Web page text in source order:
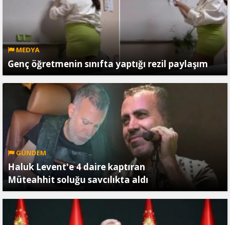
MEDYA
Genç öğretmenin sınıfta yaptığı rezil paylaşım
GÜNDEM
Haluk Levent'e 4 daire kaptıran
Müteahhit soluğu savcılıkta aldı